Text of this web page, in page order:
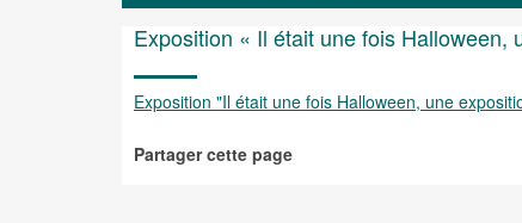
Exposition « Il était une fois
Exposition "Il était une fois Halloween, une
Partager cette page